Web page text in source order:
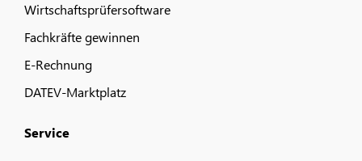
Wirtschaftsprüfersoftware
Fachkräfte gewinnen
E-Rechnung
DATEV-Marktplatz
Service